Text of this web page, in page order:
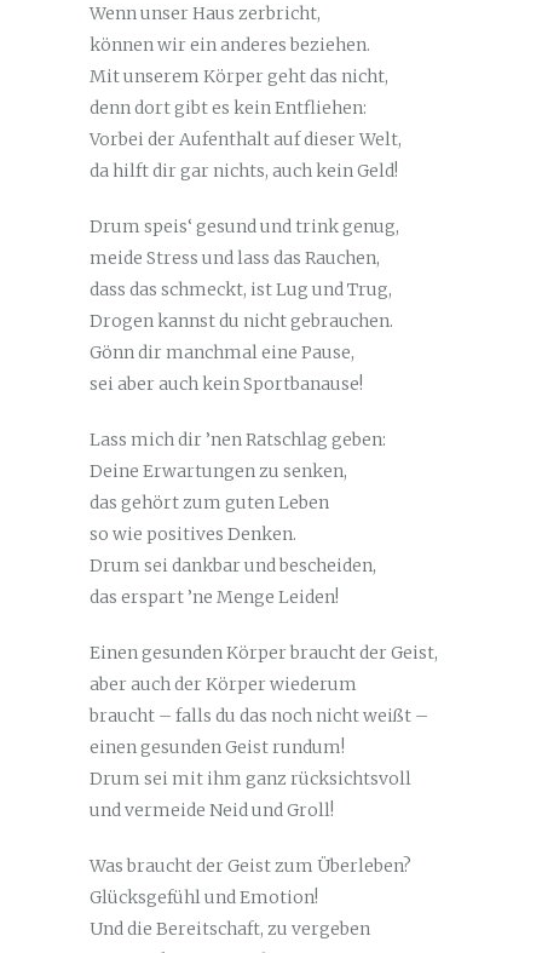
Wenn unser Haus zerbricht,
können wir ein anderes beziehen.
Mit unserem Körper geht das nicht,
denn dort gibt es kein Entfliehen:
Vorbei der Aufenthalt auf dieser Welt,
da hilft dir gar nichts, auch kein Geld!
Drum speis‘ gesund und trink genug,
meide Stress und lass das Rauchen,
dass das schmeckt, ist Lug und Trug,
Drogen kannst du nicht gebrauchen.
Gönn dir manchmal eine Pause,
sei aber auch kein Sportbanause!
Lass mich dir ’nen Ratschlag geben:
Deine Erwartungen zu senken,
das gehört zum guten Leben
so wie positives Denken.
Drum sei dankbar und bescheiden,
das erspart ’ne Menge Leiden!
Einen gesunden Körper braucht der Geist,
aber auch der Körper wiederum
braucht – falls du das noch nicht weißt –
einen gesunden Geist rundum!
Drum sei mit ihm ganz rücksichtsvoll
und vermeide Neid und Groll!
Was braucht der Geist zum Überleben?
Glücksgefühl und Emotion!
Und die Bereitschaft, zu vergeben